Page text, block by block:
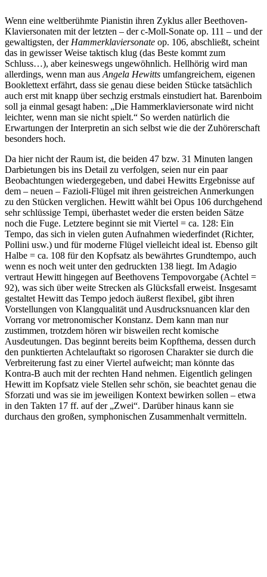
Wenn eine weltberühmte Pianistin ihren Zyklus aller Beethoven-
Klaviersonaten mit der letzten – der c-Moll-Sonate op. 111 – und der
gewaltigsten, der Hammerklaviersonate op. 106, abschließt, scheint
das in gewisser Weise taktisch klug (das Beste kommt zum
Schluss…), aber keineswegs ungewöhnlich. Hellhörig wird man
allerdings, wenn man aus Angela Hewitts umfangreichem, eigenen
Booklettext erfährt, dass sie genau diese beiden Stücke tatsächlich
auch erst mit knapp über sechzig erstmals einstudiert hat. Barenboim
soll ja einmal gesagt haben: „Die Hammerklaviersonate wird nicht
leichter, wenn man sie nicht spielt.“ So werden natürlich die
Erwartungen der Interpretin an sich selbst wie die der Zuhörerschaft
besonders hoch.
Da hier nicht der Raum ist, die beiden 47 bzw. 31 Minuten langen
Darbietungen bis ins Detail zu verfolgen, seien nur ein paar
Beobachtungen wiedergegeben, und dabei Hewitts Ergebnisse auf
dem – neuen – Fazioli-Flügel mit ihren geistreichen Anmerkungen
zu den Stücken verglichen. Hewitt wählt bei Opus 106 durchgehend
sehr schlüssige Tempi, überhastet weder die ersten beiden Sätze
noch die Fuge. Letztere beginnt sie mit Viertel = ca. 128: Ein
Tempo, das sich in vielen guten Aufnahmen wiederfindet (Richter,
Pollini usw.) und für moderne Flügel vielleicht ideal ist. Ebenso gilt
Halbe = ca. 108 für den Kopfsatz als bewährtes Grundtempo, auch
wenn es noch weit unter den gedruckten 138 liegt. Im Adagio
vertraut Hewitt hingegen auf Beethovens Tempovorgabe (Achtel =
92), was sich über weite Strecken als Glücksfall erweist. Insgesamt
gestaltet Hewitt das Tempo jedoch äußerst flexibel, gibt ihren
Vorstellungen von Klangqualität und Ausdrucksnuancen klar den
Vorrang vor metronomischer Konstanz. Dem kann man nur
zustimmen, trotzdem hören wir bisweilen recht komische
Ausdeutungen. Das beginnt bereits beim Kopfthema, dessen durch
den punktierten Achtelauftakt so rigorosen Charakter sie durch die
Verbreiterung fast zu einer Viertel aufweicht; man könnte das
Kontra-B auch mit der rechten Hand nehmen. Eigentlich gelingen
Hewitt im Kopfsatz viele Stellen sehr schön, sie beachtet genau die
Sforzati und was sie im jeweiligen Kontext bewirken sollen – etwa
in den Takten 17 ff. auf der „Zwei“. Darüber hinaus kann sie
durchaus den großen, symphonischen Zusammenhalt vermitteln.